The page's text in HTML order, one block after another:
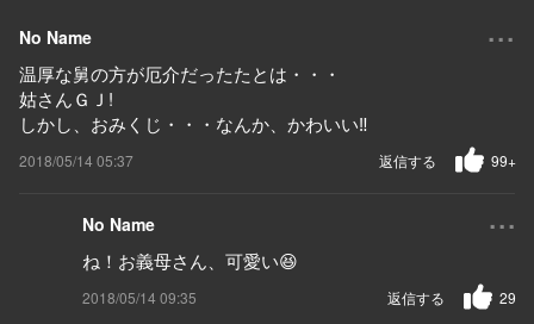
No Name ...
温厚な舅の方が厄介だったたとは・・・
姑さんＧＪ!
しかし、おみくじ・・・なんか、かわいい‼️
2018/05/14 05:37 99+
返信する
No Name ...
ね！お義母さん、可愛い😆
2018/05/14 09:35 29
返信する